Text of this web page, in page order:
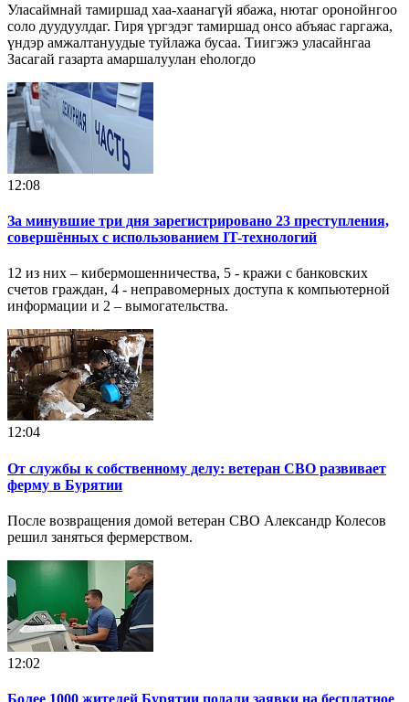
Уласаймнай тамиршад хаа-хаанагүй ябажа, нютаг оронойнгоо
соло дуудуулдаг. Гиря үргэдэг тамиршад онсо абъяас гаргажа,
үндэр амжалтануудые туйлажа бусаа. Тиигэжэ уласайнгаа
Засагай газарта амаршалуулан еһологдо
12:08
За минувшие три дня зарегистрировано 23 преступления,
совершённых с использованием IT-технологий
12 из них – кибермошенничества, 5 - кражи с банковских
счетов граждан, 4 - неправомерных доступа к компьютерной
информации и 2 – вымогательства.
12:04
От службы к собственному делу: ветеран СВО развивает
ферму в Бурятии
После возвращения домой ветеран СВО Александр Колесов
решил заняться фермерством.
12:02